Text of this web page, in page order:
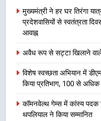
होंगे
1
मुख्यमंत्री ने हर घर तिरंगा
प्रदेशवासियों से स्वतंत्रता
आवाह्न
अवैध रूप से सट्टा खिलाने वाले
विशेष स्वच्छता अभियान में
किया प्रतिभाग, 100 से
कॉमनवेल्थ गेम्स में कांस्य पदक
थपलियाल ने किया सम्मानित